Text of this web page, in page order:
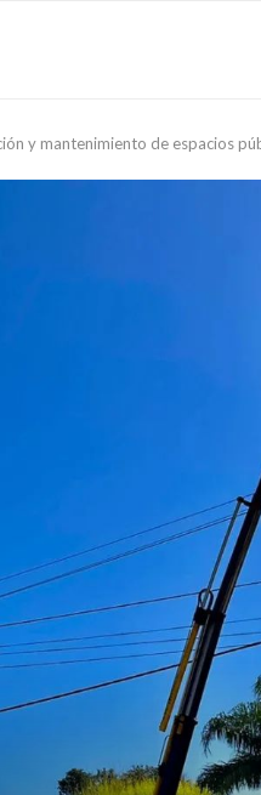
y mantenimiento de espacios